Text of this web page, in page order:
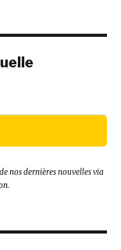
nos dernières nouvelles via